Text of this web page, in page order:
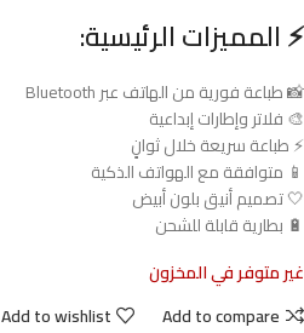
⚡المميزات الرئيسية:
📸 طباعة فورية من الهاتف عبر Bluetooth
🎨 فلاتر وإطارات إبداعية
⚡ طباعة سريعة خلال ثوانٍ
📱 متوافقة مع الهواتف الذكية
🤍 تصميم أنيق بلون أبيض
🔋 بطارية قابلة للشحن
غير متوفر في المخزون
Add to compare
Add to wishlist